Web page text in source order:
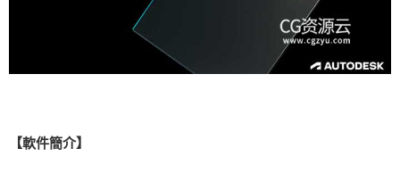
【軟件簡介】